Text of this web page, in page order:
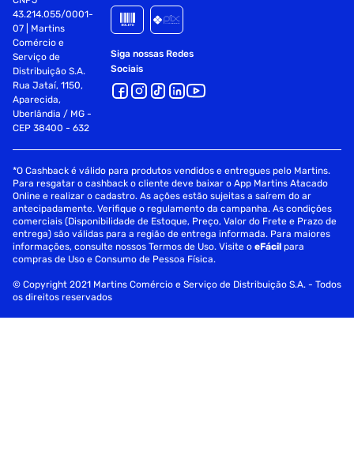
43.214.055/0001-
07 | Martins
Comércio e
Serviço de
Distribuição S.A.
Rua Jataí, 1150,
Aparecida,
Uberlândia / MG -
CEP 38400 - 632
Siga nossas Redes
Sociais
*O Cashback é válido para produtos vendidos e entregues pelo Martins.
Para resgatar o cashback o cliente deve baixar o App Martins Atacado
Online e realizar o cadastro. As ações estão sujeitas a saírem do ar
antecipadamente. Verifique o regulamento da campanha. As condições
comerciais (Disponibilidade de Estoque, Preço, Valor do Frete e Prazo de
entrega) são válidas para a região de entrega informada. Para maiores
informações, consulte nossos Termos de Uso. Visite oeFácil para
compras de Uso e Consumo de Pessoa Física.
© Copyright 2021 Martins Comércio e Serviço de Distribuição S.A. - Todos
os direitos reservados